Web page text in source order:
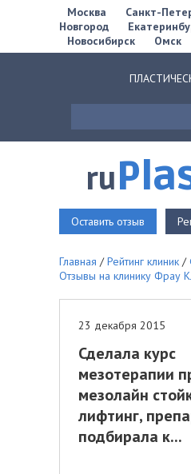
Москва Санкт-
Новгород
Новосибирск
Омск
ru
Оставить отзыв
Главная /Рейтинг клиник /
Отзывы на клинику Фрау
23 декабря 2015
Сделала курс
мезотерапии
мезолайн
лифтинг,
подбирала к...